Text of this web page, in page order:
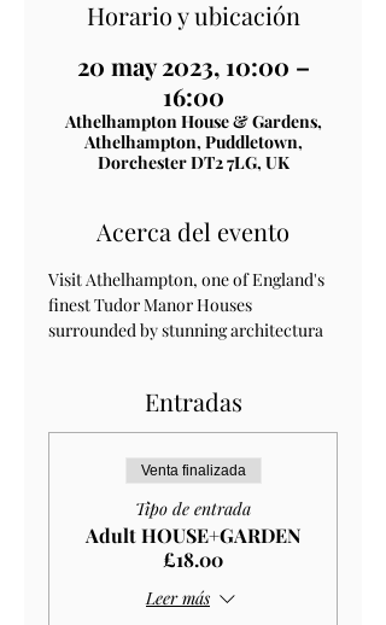
Horario y ubicación
20 may 2023, 10:00 –
16:00
Athelhampton House & Gardens,
Athelhampton, Puddletown,
Dorchester DT2 7LG, UK
Acerca del evento
Visit Athelhampton, one of England's
finest Tudor Manor Houses
surrounded by stunning architectura
Entradas
Venta finalizada
Tipo de entrada
Adult HOUSE+GARDEN
£18.00
Leer más